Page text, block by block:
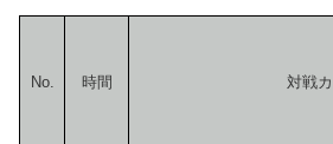
No. 時間 対戦